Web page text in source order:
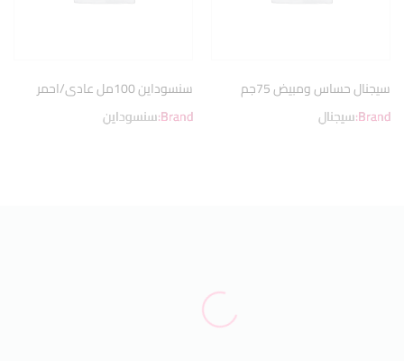
سيجنال حساس ومبيض 75جم
Brand:سيجنال
سنسوداين 100مل عادى/احمر
Brand:سنسوداين